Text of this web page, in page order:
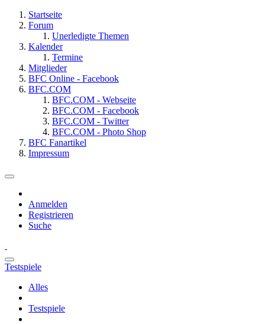
Startseite
Forum
Unerledigte Themen
Kalender
Termine
Mitglieder
BFC Online - Facebook
BFC.COM
BFC.COM - Webseite
BFC.COM - Facebook
BFC.COM - Twitter
BFC.COM - Photo Shop
BFC Fanartikel
Impressum
Anmelden
Registrieren
Suche
Testspiele
Alles
Testspiele